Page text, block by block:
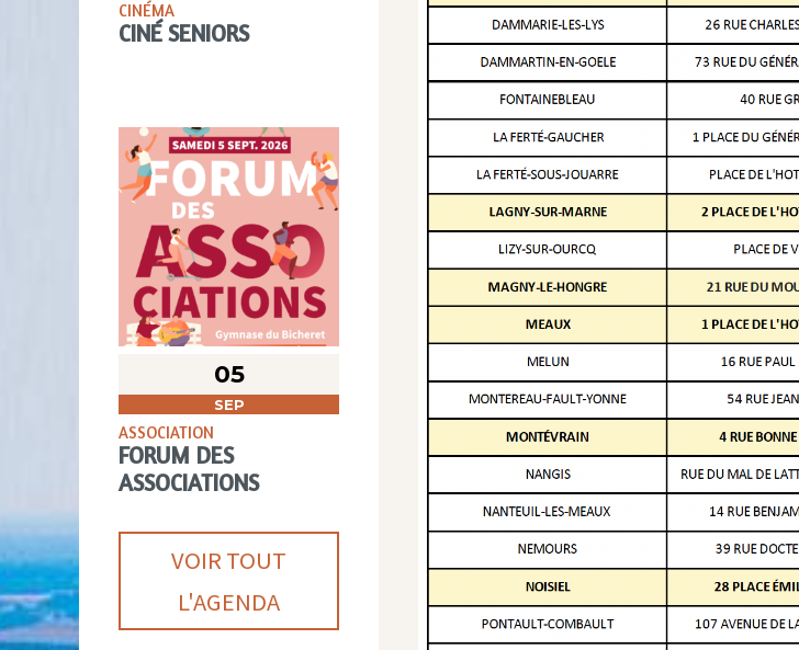
CINÉMA
CINÉ SENIORS
05
SEP
ASSOCIATION
FORUM DES
ASSOCIATIONS
VOIR TOUT
L'AGENDA